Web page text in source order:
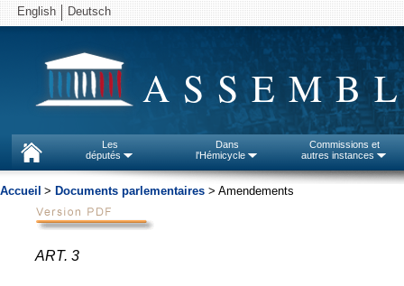
English Deutsch
Les
députés
Dans
l'Hémicycle
Commissions et
autres instances
Accueil > Documents parlementaires > Amendements
ART. 3